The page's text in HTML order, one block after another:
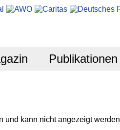
Publikationen
und kann nicht angezeigt werden